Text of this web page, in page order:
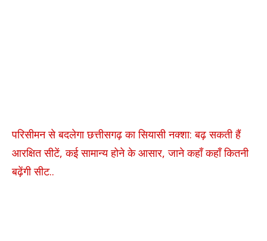
परिसीमन से बदलेगा छत्तीसगढ़ का सियासी नक्शा: बढ़ सकती हैं
आरक्षित सीटें, कई सामान्य होने के आसार, जाने कहाँ कहाँ कितनी
बढ़ेंगी सीट..